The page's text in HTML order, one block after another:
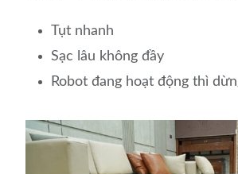
Tụt nhanh
Sạc lâu không đầy
Robot đang hoạt động thì